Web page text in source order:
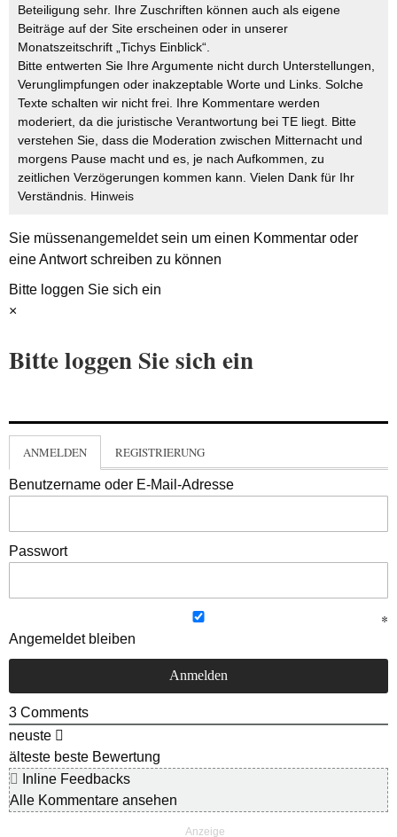
Beteiligung sehr. Ihre Zuschriften können auch als eigene
Beiträge auf der Site erscheinen oder in unserer
Monatszeitschrift „Tichys Einblick“.
Bitte entwerten Sie Ihre Argumente nicht durch Unterstellungen,
Verunglimpfungen oder inakzeptable Worte und Links. Solche
Texte schalten wir nicht frei. Ihre Kommentare werden
moderiert, da die juristische Verantwortung bei TE liegt. Bitte
verstehen Sie, dass die Moderation zwischen Mitternacht und
morgens Pause macht und es, je nach Aufkommen, zu
zeitlichen Verzögerungen kommen kann. Vielen Dank für Ihr
Verständnis. Hinweis
Sie müssenangemeldetsein um einen Kommentar oder
eine Antwort schreiben zu können
Bitte loggen Sie sich ein
×
Bitte loggen Sie sich ein
ANMELDEN REGISTRIERUNG
Benutzername oder E-Mail-Adresse
Passwort
Angemeldet bleiben
3 Comments
neuste
älteste beste Bewertung
Inline Feedbacks
Alle Kommentare ansehen